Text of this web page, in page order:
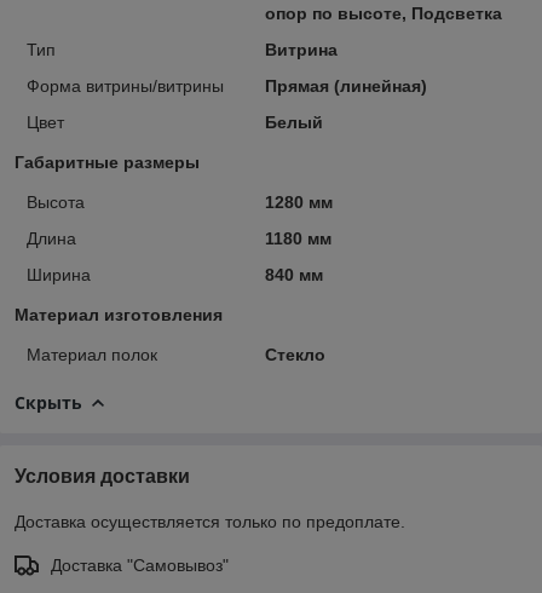
опор по высоте, Подсветка
Тип
Витрина
Форма витрины/витрины
Прямая (линейная)
Цвет
Белый
Габаритные размеры
Высота
1280 мм
Длина
1180 мм
Ширина
840 мм
Материал изготовления
Материал полок Стекло
Скрыть
Условия доставки
Доставка осуществляется только по предоплате.
Доставка "Самовывоз"